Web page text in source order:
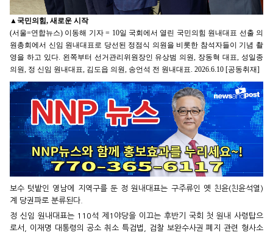
▲국민의힘, 새로운 시작
(서울=연합뉴스) 이동해 기자 = 10일 국회에서 열린 국민의힘 원내대표 선출 의
원총회에서 신임 원내대표로 당선된 정점식 의원을 비롯한 참석자들이 기념 촬
영을 하고 있다. 왼쪽부터 선거관리위원장인 유상범 의원, 장동혁 대표, 성일종
의원, 정 신임 원내대표, 김도읍 의원, 송언석 전 원내대표. 2026.6.10 [공동취재]
보수 텃밭인 영남에 지역구를 둔 정 원내대표는 구주류인 옛 친윤(친윤석열)
계 당권파로 분류된다.
정 신임 원내대표는 110석 제1야당을 이끄는 후반기 국회 첫 원내 사령탑으
로서, 이재명 대통령의 공소 취소 특검법, 검찰 보완수사권 폐지 관련 형사소